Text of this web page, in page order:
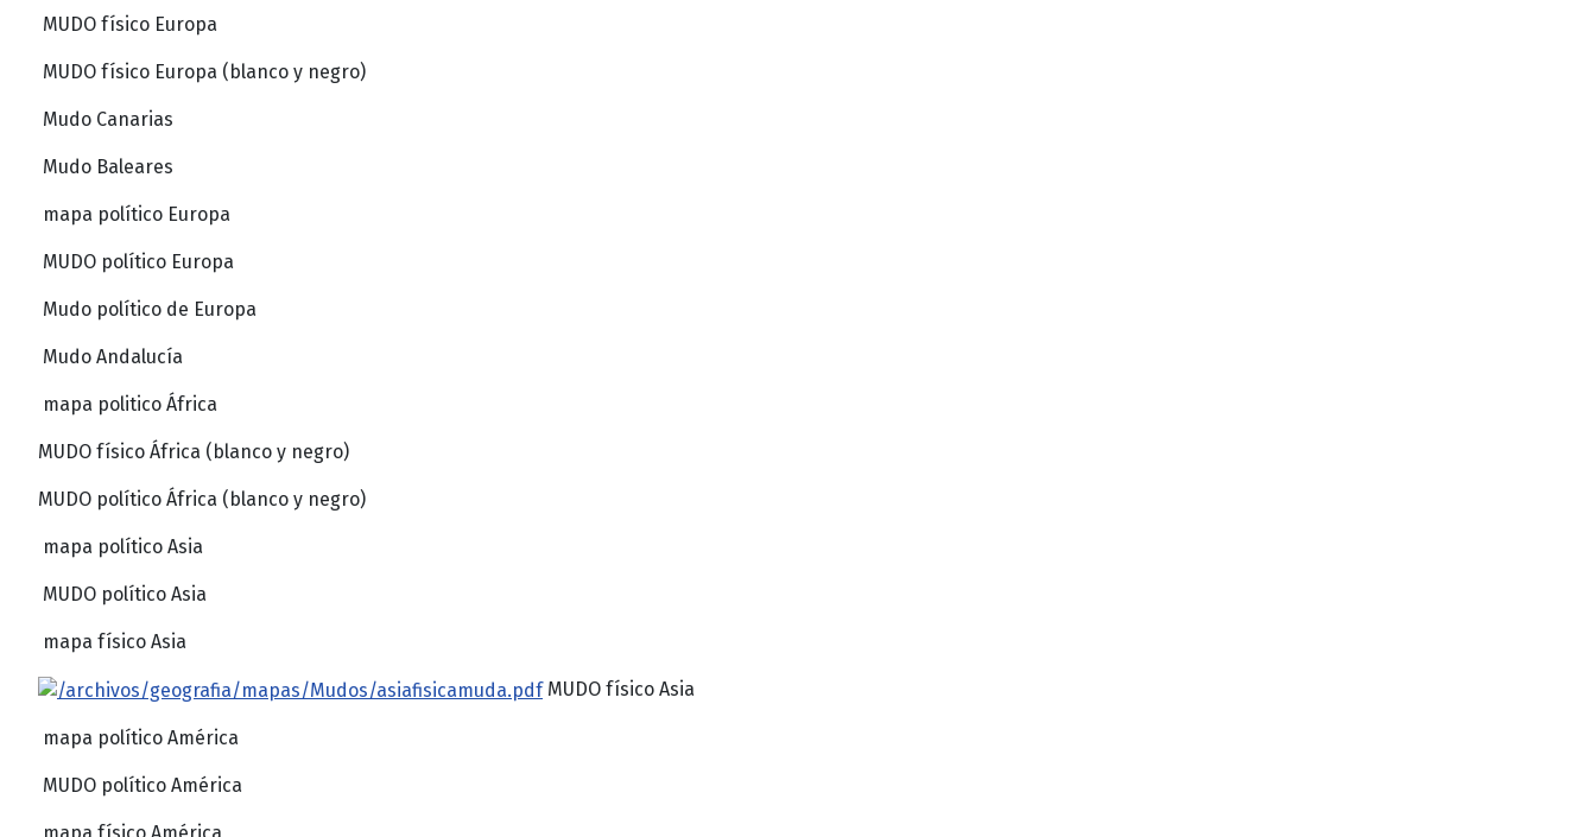
MUDO físico Europa
MUDO físico Europa (blanco y negro)
Mudo Canarias
Mudo Baleares
mapa político Europa
MUDO político Europa
Mudo político de Europa
Mudo Andalucía
mapa politico África
MUDO físico África (blanco y negro)
MUDO político África (blanco y negro)
mapa político Asia
MUDO político Asia
mapa físico Asia
MUDO físico Asia
mapa político América
MUDO político América
mapa físico América